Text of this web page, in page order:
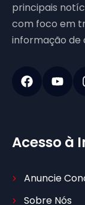
principais
com foco em
informação de
Acesso à
Anuncie
Sobre Nós